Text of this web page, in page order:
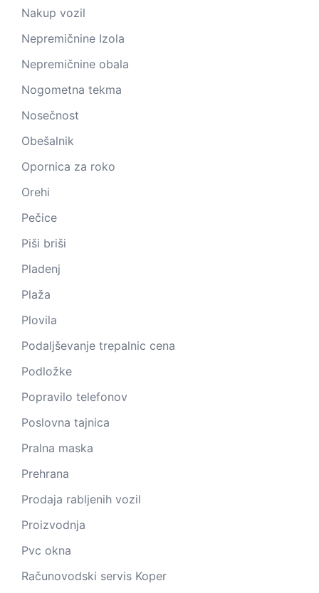
Nakup vozil
Nepremičnine Izola
Nepremičnine obala
Nogometna tekma
Nosečnost
Obešalnik
Opornica za roko
Orehi
Pečice
Piši briši
Pladenj
Plaža
Plovila
Podaljševanje trepalnic cena
Podložke
Popravilo telefonov
Poslovna tajnica
Pralna maska
Prehrana
Prodaja rabljenih vozil
Proizvodnja
Pvc okna
Računovodski servis Koper